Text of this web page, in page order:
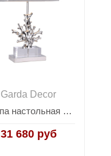
Garda Decor
Лампа настольная "Silver coral" K2BT-1004
31 680 руб